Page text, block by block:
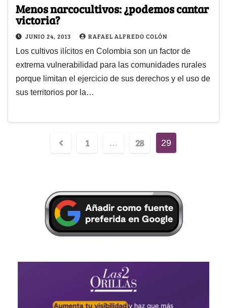
Menos narcocultivos: ¿podemos cantar
victoria?
JUNIO 24, 2013 RAFAEL ALFREDO COLÓN
Los cultivos ilícitos en Colombia son un factor de
extrema vulnerabilidad para las comunidades rurales
porque limitan el ejercicio de sus derechos y el uso de
sus territorios por la…
1 … 28 29